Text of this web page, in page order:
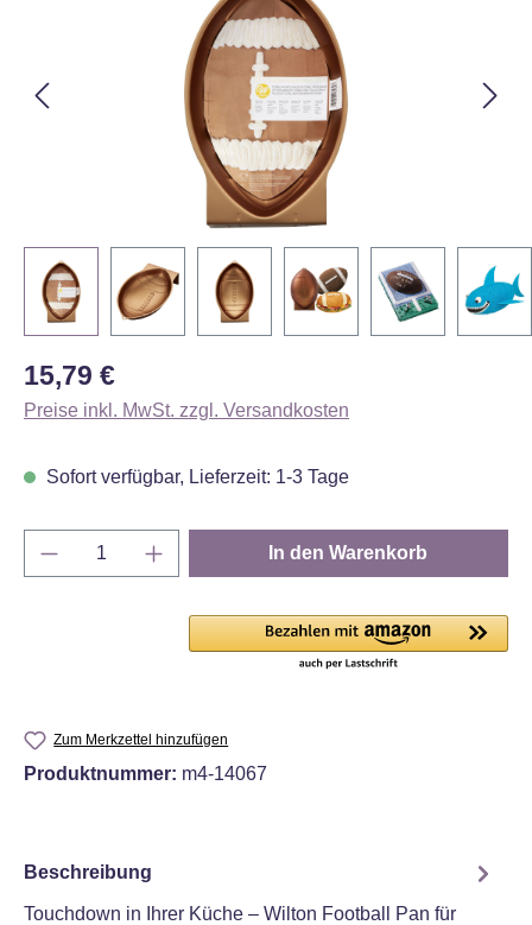
Regulärer Preis:
15,79 €
Preise inkl. MwSt. zzgl. Versandkosten
Sofort verfügbar, Lieferzeit: 1-3 Tage
Produkt Anzahl: Gib den gewünschten
In den Warenkorb
Zum Merkzettel hinzufügen
Produktnummer: m4-14067
Beschreibung
Touchdown in Ihrer Küche – Wilton Football Pan für